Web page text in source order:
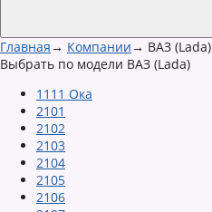
Главная→ Компании→ ВАЗ (Lada)
Выбрать по модели ВАЗ (Lada)
1111 Ока
2101
2102
2103
2104
2105
2106